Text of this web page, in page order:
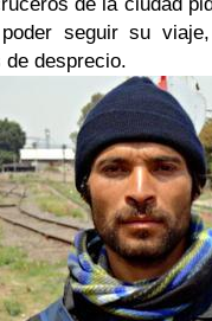
seguir su
de desprecio.